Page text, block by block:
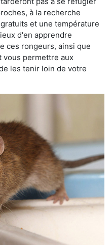
à la recherche
et une température
d'en apprendre
ces rongeurs, ainsi que
vous permettre aux
les tenir loin de votre